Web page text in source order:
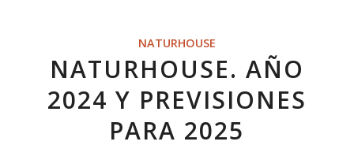
NATURHOUSE
NATURHOUSE. AÑO
2024 Y PREVISIONES
PARA 2025